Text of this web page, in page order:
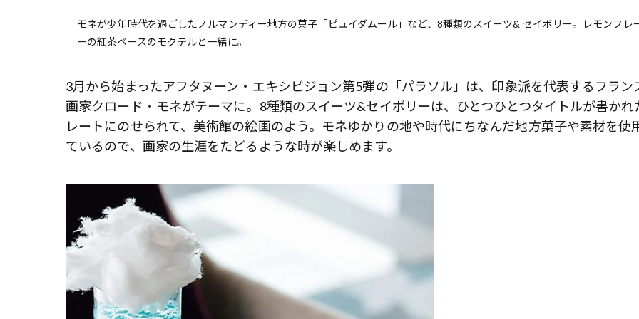
モネが少年時代を過ごしたノルマンディー地方の菓子「ピュイダムール」など、8種類のスイーツ& セイボリー。レモンフレ
ーの紅茶ベースのモクテルと一緒に。
3月から始まったアフタヌーン・エキシビジョン第5弾の「パラソル」は、印象派を代表するフラン
画家クロード・モネがテーマに。8種類のスイーツ&セイボリーは、ひとつひとつタイトルが書かれ
レートにのせられて、美術館の絵画のよう。モネゆかりの地や時代にちなんだ地方菓子や素材を使
ているので、画家の生涯をたどるような時が楽しめます。